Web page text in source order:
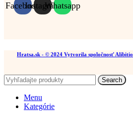
FacebookInstagramWhatsapp
Hratsa.sk - © 2024 Vytvorila spoločnosť
Search
Menu
Kategórie